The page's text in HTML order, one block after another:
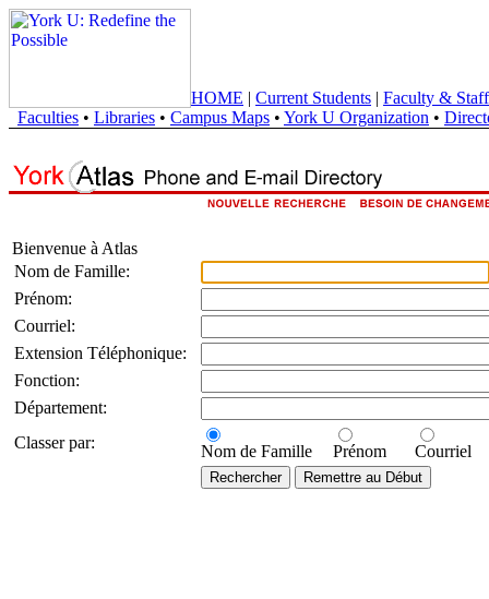
HOME | Current Students | Faculty & Staff
Faculties • Libraries • Campus Maps • York U Organization •
Bienvenue à Atlas
Nom de Famille:
Prénom:
Courriel:
Extension Téléphonique:
Fonction:
Département:
Classer par:
Nom de Famille Prénom Courriel